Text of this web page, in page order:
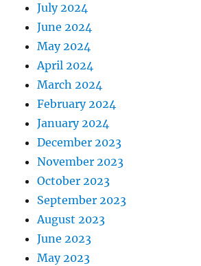
July 2024
June 2024
May 2024
April 2024
March 2024
February 2024
January 2024
December 2023
November 2023
October 2023
September 2023
August 2023
June 2023
May 2023